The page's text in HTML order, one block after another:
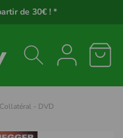
de 30€ ! *
- DVD